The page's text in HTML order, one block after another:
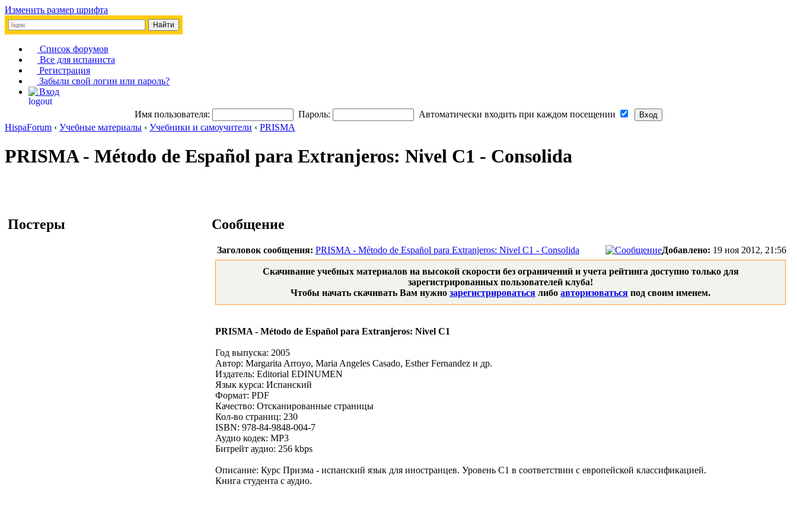
Изменить размер шрифта
Список форумов
Все для испаниста
Регистрация
Забыли свой логин или пароль?
Вход
Имя пользователя: Пароль:
Автоматически входить при каждом посещении
HispaForum ‹ Учебные материалы ‹ Учебники и самоучители ‹ PRISMA
PRISMA - Método de Español para Extranjeros: Nivel C1 - Consolida
Постеры Сообщение
Заголовок сообщения: PRISMA - Método de Español para Extranjeros: Nivel C1 - Consolida Добавлено: 19 ноя 2012, 21:56
Скачивание учебных материалов на высокой скорости без ограничений и учета рейтинга доступно только для
зарегистрированных пользователей клуба!
Чтобы начать скачивать Вам нужно зарегистрироваться либо авторизоваться под своим именем.
PRISMA - Método de Español para Extranjeros: Nivel C1
Год выпуска: 2005
Автор: Margarita Arroyo, Maria Angeles Casado, Esther Fernandez и др.
Издатель: Editorial EDINUMEN
Язык курса: Испанский
Формат: PDF
Качество: Отсканированные страницы
Кол-во страниц: 230
ISBN: 978-84-9848-004-7
Аудио кодек: MP3
Битрейт аудио: 256 kbps
Описание: Курс Призма - испанский язык для иностранцев. Уровень С1 в соответствии с европейской классификацией.
Книга студента с аудио.